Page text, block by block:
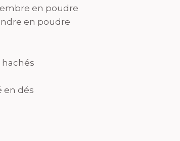
en poudre
en poudre
en dés